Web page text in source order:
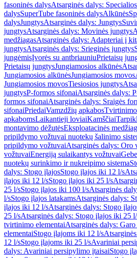
fasoninės dalysAtsarginės dalys:
dalysSuperTube fasoninės dalysAlkūnės
dalysJungtysAtsarginės dalys: Jungtys
jungtysAtsarginės dalys: Movinės jungtys
medžiagasAtsarginės dalys: Adapteriai į
jungtysAtsarginės dalys: Srieginės jungtys
jungėmisĮvorės su antbriauniuPrietaisų
Prietaisų jungtysJungiamosios alkūnės
Jungiamosios alkūnėsJungiamosios movos
Jungiamosios movosTiesiosios jungtys
jungtysP-formos sifonaiAtsarginės dalys:
formos sifonaiAtsarginės dalys: Sraigės
sifonaiPriedaiVamzdžių apkabosTvirtinimo
apkabomsLaikantieji loviaiKamščiai
montavimo dėžutėsEksploatacinės
pripildymo vožtuvai nuotekų šalinimo
pripildymo vožtuvaiAtsarginės dalys: Oro
vožtuvaiEnergiją sulaikantys vožtuvai
nuotekų surinkimo ir nukreipimo sistema
dalys: Stogo įlajosStogo įlajos iki 12 l/s
įlajos iki 12 l/sStogo įlajos iki 25 l/s
25 l/sStogo įlajos iki 100 l/sAtsarginės
l/sStogo įlajos latakamsAtsarginės dalys:
įlajos iki 12 l/sAtsarginės dalys: Stogo
25 l/sAtsarginės dalys: Stogo įlajos iki 25
tvirtinimo elementaiAtsarginės dalys:
elementaiStogo įlajoms iki 12 l/s
12 l/sStogo įlajoms iki 25 l/sAvariniai
dalys: Avariniai persipylimo įtaisaiStogo